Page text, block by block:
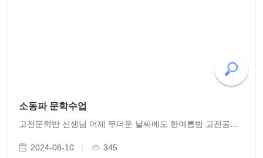
소동파 문학수업
2024-08-10 345